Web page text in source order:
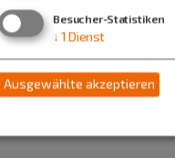
Besucher-Statistiken
↓ 1 Dienst
Ausgewählte akzeptieren